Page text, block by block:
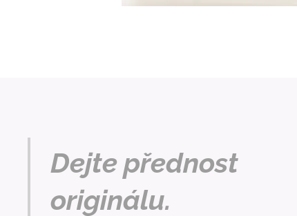
Dejte přednost
originálu.